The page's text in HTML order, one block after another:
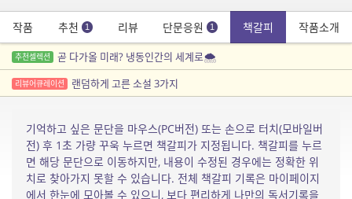
작품 추천 1 리뷰 단문응원 1 책갈피 작품소개
추천셀렉션 곧 다가올 미래? 냉동인간의 세계로🌨️
리뷰어큐레이션 랜덤하게 고른 소설 3가지
기억하고 싶은 문단을 마우스(PC버전) 또는 손으로 터치(모바일버
전) 후 1초 가량 꾸욱 누르면 책갈피가 지정됩니다. 책갈피를 누르
면 해당 문단으로 이동하지만, 내용이 수정된 경우에는 정확한 위
치로 찾아가지 못할 수 있습니다. 전체 책갈피 기록은 마이페이지
에서 한눈에 모아볼 수 있으니, 보다 편리하게 나만의 독서기록을